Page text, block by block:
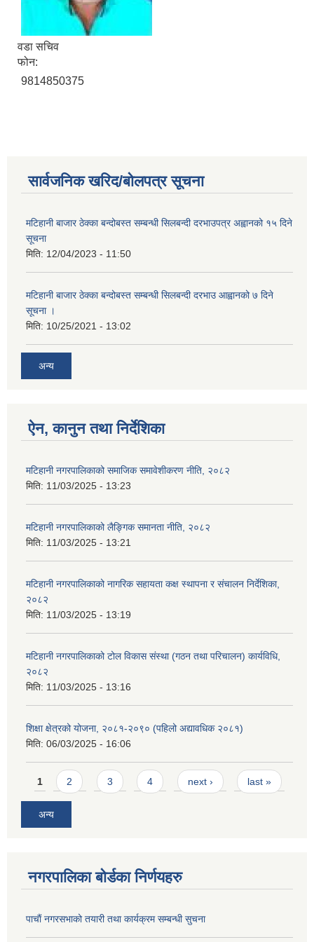
वडा सचिव
फोन:
9814850375
सार्वजनिक खरिद/बोलपत्र सूचना
मटिहानी बाजार ठेक्का बन्दोबस्त सम्बन्धी सिलबन्दी दरभाउपत्र अह्वानको १५ दिने
सूचना
मिति: 12/04/2023 - 11:50
मटिहानी बाजार ठेक्का बन्दोबस्त सम्बन्धी सिलबन्दी दरभाउ आह्वानको ७ दिने
सूचना ।
मिति: 10/25/2021 - 13:02
अन्य
ऐन, कानुन तथा निर्देशिका
मटिहानी नगरपालिकाको समाजिक समावेशीकरण नीति, २०८२
मिति: 11/03/2025 - 13:23
मटिहानी नगरपालिकाको लैङ्गिक समानता नीति, २०८२
मिति: 11/03/2025 - 13:21
मटिहानी नगरपालिकाको नागरिक सहायता कक्ष स्थापना र संचालन निर्देशिका,
२०८२
मिति: 11/03/2025 - 13:19
मटिहानी नगरपालिकाको टोल विकास संस्था (गठन तथा परिचालन) कार्यविधि,
२०८२
मिति: 11/03/2025 - 13:16
शिक्षा क्षेत्रको योजना, २०८१-२०९० ‌‍(पहिलो अद्यावधिक २०८१)
मिति: 06/03/2025 - 16:06
Pages
1 2 3 4 next › last »
अन्य
नगरपालिका बोर्डका निर्णयहरु
पाचाैं नगरसभाको तयारी तथा कार्यक्रम सम्बन्धी सुचना